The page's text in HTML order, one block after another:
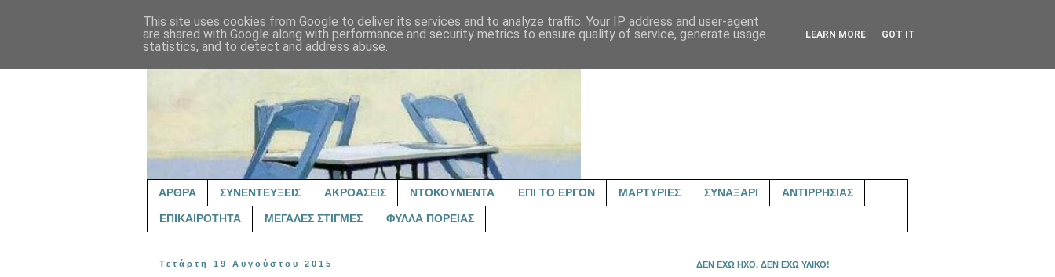
ΑΡΘΡΑ ΣΥΝΕΝΤΕΥΞΕΙΣ ΑΚΡΟΑΣΕΙΣ ΝΤΟΚΟΥΜΕΝΤΑ ΕΠΙ ΤΟ ΕΡΓΟΝ ΜΑΡΤΥΡΙΕΣ ΣΥΝΑΞΑΡΙ ΑΝΤΙΡΡΗΣΙΑΣ
ΕΠΙΚΑΙΡΟΤΗΤΑ ΜΕΓΑΛΕΣ ΣΤΙΓΜΕΣ ΦΥΛΛΑ ΠΟΡΕΙΑΣ
Τετάρτη 19 Αυγούστου 2015 ΔΕΝ ΕΧΩ ΗΧΟ, ΔΕΝ ΕΧΩ ΥΛΙΚΟ!
This site uses cookies from Google to deliver its services and to analyze traffic. Your IP address and user-agent
are shared with Google along with performance and security metrics to ensure quality of service, generate usage
statistics, and to detect and address abuse.
LEARN MORE GOT IT